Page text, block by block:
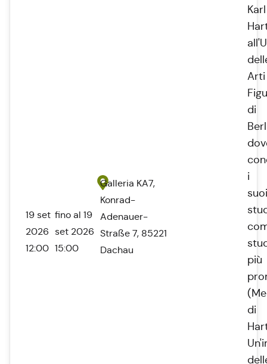
19 set
2026
12:00
fino al 19
set 2026
15:00
Galleria KA7,
Konrad-
Adenauer-
Straße 7, 85221
Dachau
Karl
Arti
di
i
suoi
più
di